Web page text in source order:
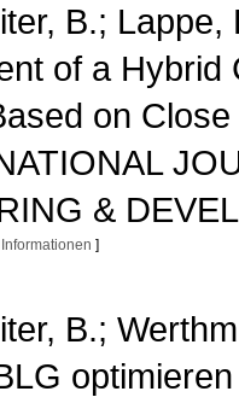
B.;
of a Hybrid
on
&
]
B.;